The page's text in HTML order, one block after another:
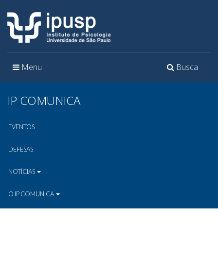
Toggle
Busca
Toggle
Menu
IP COMUNICA
EVENTOS
DEFESAS
NOTÍCIAS
O IP COMUNICA